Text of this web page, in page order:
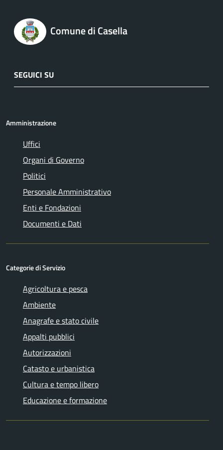
Comune di Casella
SEGUICI SU
Amministrazione
Uffici
Organi di Governo
Politici
Personale Amministrativo
Enti e Fondazioni
Documenti e Dati
Categorie di Servizio
Agricoltura e pesca
Ambiente
Anagrafe e stato civile
Appalti pubblici
Autorizzazioni
Catasto e urbanistica
Cultura e tempo libero
Educazione e formazione